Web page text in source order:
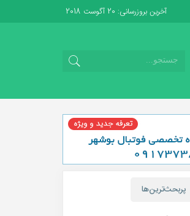
آخرین بروزرسانی: 20 آگوست 2018
پربحث‌ترین‌ها